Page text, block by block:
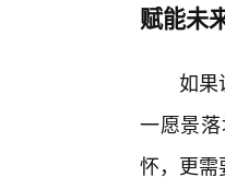
赋能未
如果
一愿景
怀，更需